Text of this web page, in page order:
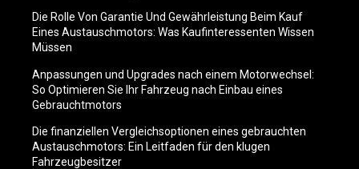
Die Rolle Von Garantie Und Gewährleistung Beim Kauf
Eines Austauschmotors: Was Kaufinteressenten Wissen
Müssen
Anpassungen und Upgrades nach einem Motorwechsel:
So Optimieren Sie Ihr Fahrzeug nach Einbau eines
Gebrauchtmotors
Die finanziellen Vergleichsoptionen eines gebrauchten
Austauschmotors: Ein Leitfaden für den klugen
Fahrzeugbesitzer